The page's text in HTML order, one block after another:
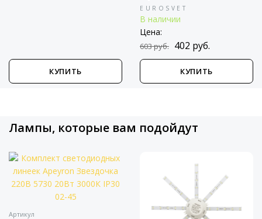
КУПИТЬ
EUROSVET
В наличии
Цена:
603 руб. 402 руб.
КУПИТЬ
Лампы, которые вам подойдут
Артикул